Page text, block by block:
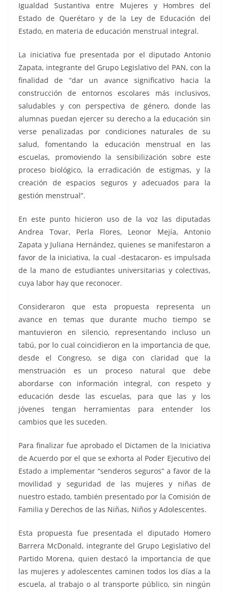
Igualdad Sustantiva entre Mujeres y Hombres del
Estado de Querétaro y de la Ley de Educación del
Estado, en materia de educación menstrual integral.
La iniciativa fue presentada por el diputado Antonio
Zapata, integrante del Grupo Legislativo del PAN, con la
finalidad de “dar un avance significativo hacia la
construcción de entornos escolares más inclusivos,
saludables y con perspectiva de género, donde las
alumnas puedan ejercer su derecho a la educación sin
verse penalizadas por condiciones naturales de su
salud, fomentando la educación menstrual en las
escuelas, promoviendo la sensibilización sobre este
proceso biológico, la erradicación de estigmas, y la
creación de espacios seguros y adecuados para la
gestión menstrual”.
En este punto hicieron uso de la voz las diputadas
Andrea Tovar, Perla Flores, Leonor Mejía, Antonio
Zapata y Juliana Hernández, quienes se manifestaron a
favor de la iniciativa, la cual -destacaron- es impulsada
de la mano de estudiantes universitarias y colectivas,
cuya labor hay que reconocer.
Consideraron que esta propuesta representa un
avance en temas que durante mucho tiempo se
mantuvieron en silencio, representando incluso un
tabú, por lo cual coincidieron en la importancia de que,
desde el Congreso, se diga con claridad que la
menstruación es un proceso natural que debe
abordarse con información integral, con respeto y
educación desde las escuelas, para que las y los
jóvenes tengan herramientas para entender los
cambios que les suceden.
Para finalizar fue aprobado el Dictamen de la Iniciativa
de Acuerdo por el que se exhorta al Poder Ejecutivo del
Estado a implementar “senderos seguros” a favor de la
movilidad y seguridad de las mujeres y niñas de
nuestro estado, también presentado por la Comisión de
Familia y Derechos de las Niñas, Niños y Adolescentes.
Esta propuesta fue presentada el diputado Homero
Barrera McDonald, integrante del Grupo Legislativo del
Partido Morena, quien destacó la importancia de que
las mujeres y adolescentes caminen todos los días a la
escuela, al trabajo o al transporte público, sin ningún